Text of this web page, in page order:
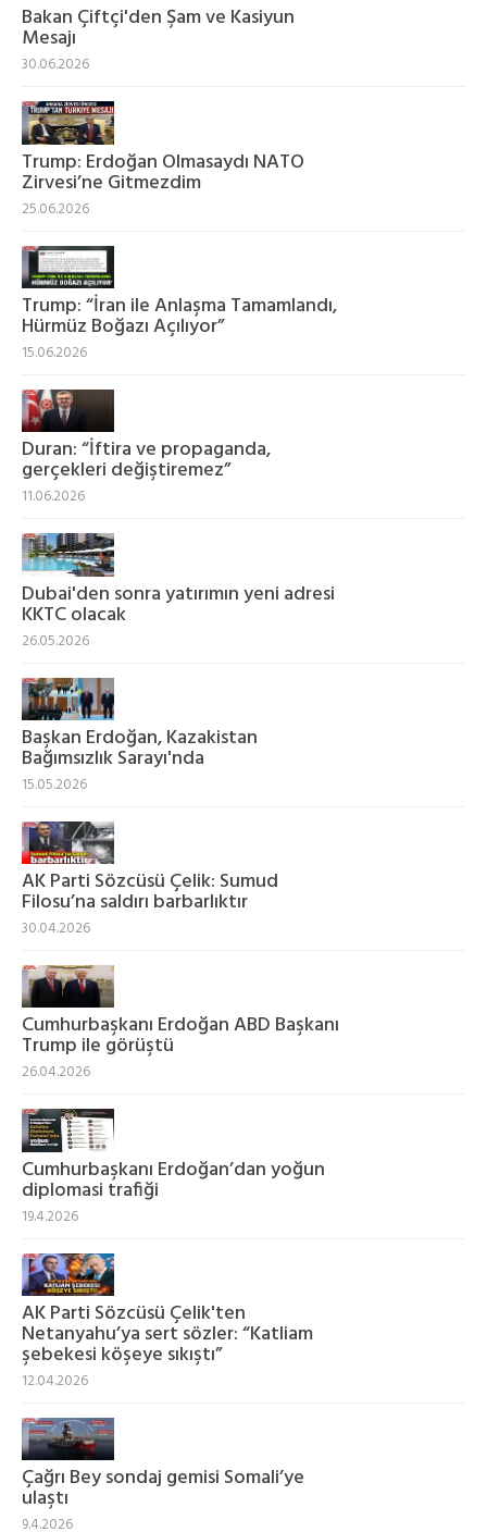
Bakan Çiftçi'den Şam ve Kasiyun
Mesajı
30.06.2026
Trump: Erdoğan Olmasaydı NATO
Zirvesi’ne Gitmezdim
25.06.2026
Trump: “İran ile Anlaşma Tamamlandı,
Hürmüz Boğazı Açılıyor”
15.06.2026
Duran: “İftira ve propaganda,
gerçekleri değiştiremez”
11.06.2026
Dubai'den sonra yatırımın yeni adresi
KKTC olacak
26.05.2026
Başkan Erdoğan, Kazakistan
Bağımsızlık Sarayı'nda
15.05.2026
AK Parti Sözcüsü Çelik: Sumud
Filosu’na saldırı barbarlıktır
30.04.2026
Cumhurbaşkanı Erdoğan ABD Başkanı
Trump ile görüştü
26.04.2026
Cumhurbaşkanı Erdoğan’dan yoğun
diplomasi trafiği
19.4.2026
AK Parti Sözcüsü Çelik'ten
Netanyahu’ya sert sözler: “Katliam
şebekesi köşeye sıkıştı”
12.04.2026
Çağrı Bey sondaj gemisi Somali’ye
ulaştı
9.4.2026